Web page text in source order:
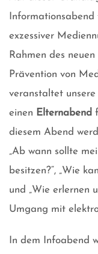
exzessiver
Rahmen des
Prävention von
veranstaltet
einen Elternabend
diesem Abend
„Ab wann sollte
besitzen?“, „Wie
und „Wie erlernen
Umgang mit
In dem Infoabend